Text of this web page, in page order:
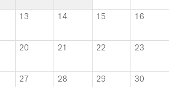
13 14 15 16
20 21 22 23
27 28 29 30